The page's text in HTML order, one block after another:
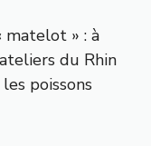
matelot » : à
du Rhin
poissons